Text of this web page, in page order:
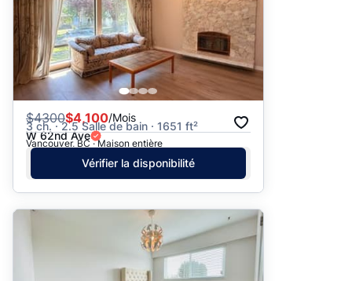
$4300$4,100/Mois
3 ch. · 2.5 Salle de bain · 1651 ft²
W 62nd Ave
Vancouver, BC · Maison entière
Vérifier la disponibilité